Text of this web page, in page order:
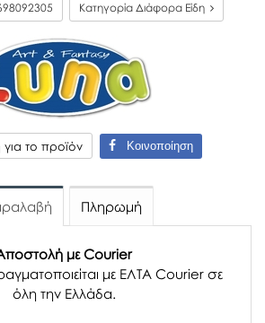
Κατηγορία Διάφορα Είδη
το προϊόν Κοινοποίηση
Πληρωμή
με Courier
με ΕΛΤΑ Courier σε
όλη την Ελλάδα.